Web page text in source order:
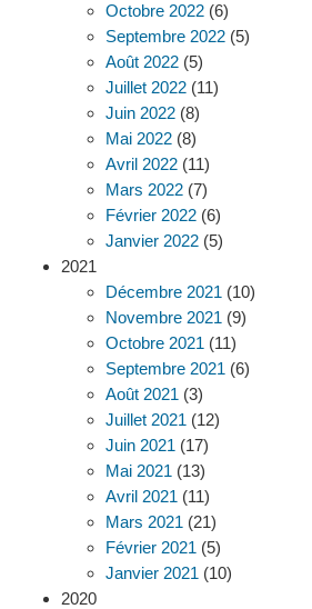
Octobre 2022 (6)
Septembre 2022 (5)
Août 2022 (5)
Juillet 2022 (11)
Juin 2022 (8)
Mai 2022 (8)
Avril 2022 (11)
Mars 2022 (7)
Février 2022 (6)
Janvier 2022 (5)
2021
Décembre 2021 (10)
Novembre 2021 (9)
Octobre 2021 (11)
Septembre 2021 (6)
Août 2021 (3)
Juillet 2021 (12)
Juin 2021 (17)
Mai 2021 (13)
Avril 2021 (11)
Mars 2021 (21)
Février 2021 (5)
Janvier 2021 (10)
2020